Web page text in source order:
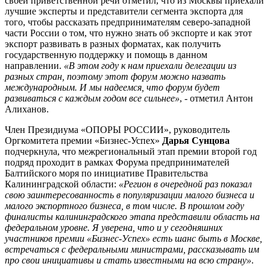
лучшие эксперты и представители сегмента экспорта для
того, чтобы рассказать предпринимателям северо-западной
части России о том, что нужно знать об экспорте и как этот
экспорт развивать в разных форматах, как получить
государственную поддержку и помощь в данном
направлении. «В этом году к нам приехали делегации из
разных стран, поэтому этот форум можно назвать
международным. И мы надеемся, что форум будет
развиваться с каждым годом все сильнее», - отметил Антон
Алиханов.
Член Президиума «ОПОРЫ РОССИИ», руководитель
Оргкомитета премии «Бизнес-Успех» Дарья Сунцова
подчеркнула, что межрегиональный этап премии второй год
подряд проходит в рамках Форума предпринимателей
Балтийского моря по инициативе Правительства
Калининградской области: «Регион в очередной раз показал
свою заинтересованность в популяризации малого бизнеса и
малого экспортного бизнеса, в том числе. В прошлом году
финалисты калининградского этапа представили область на
федеральном уровне. Я уверена, что и у сегодняшних
участников премии «Бизнес-Успех» есть шанс быть в Москве,
встречаться с федеральными министрами, рассказывать им
про свои инициативы и стать известными на всю страну».